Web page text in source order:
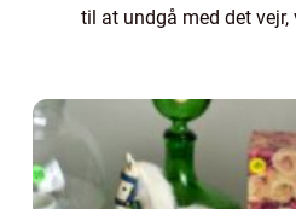
til at undgå med det vejr,